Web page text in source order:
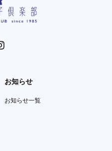
お知らせ
お知らせ一覧